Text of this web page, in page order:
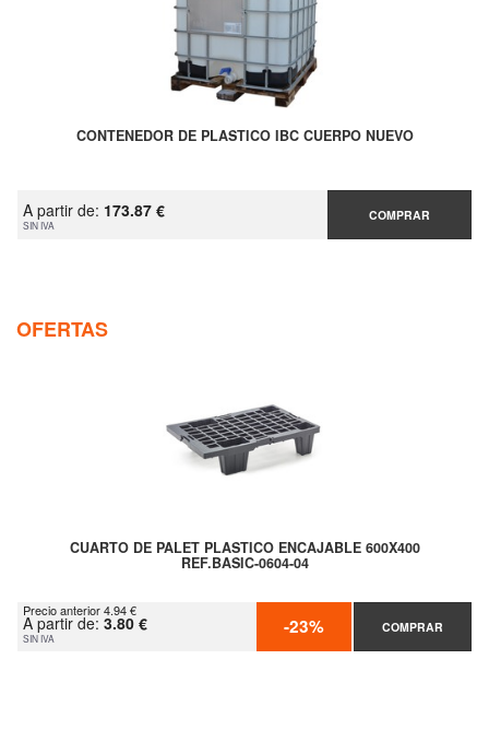
CONTENEDOR DE PLASTICO IBC CUERPO NUEVO
A partir de: 173.87 €
SIN IVA
COMPRAR
OFERTAS
CUARTO DE PALET PLASTICO ENCAJABLE 600X400
REF.BASIC-0604-04
Precio anterior 4.94 €
A partir de: 3.80 €
SIN IVA -23% COMPRAR